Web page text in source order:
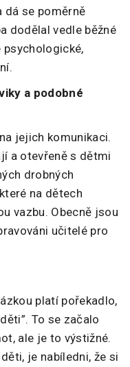
dá se poměrně
dodělal vedle běžné
psychologické,
a podobné
jejich komunikaci.
a otevřeně s dětmi
drobných
na dětech
vazbu. Obecně jsou
učitelé pro
platí pořekadlo,
To se začalo
ale je to výstižné.
je nabíledni, že si